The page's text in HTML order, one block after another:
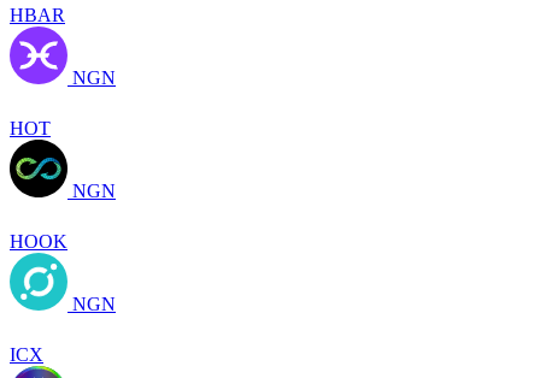
HBAR
NGN
HOT
NGN
HOOK
NGN
ICX